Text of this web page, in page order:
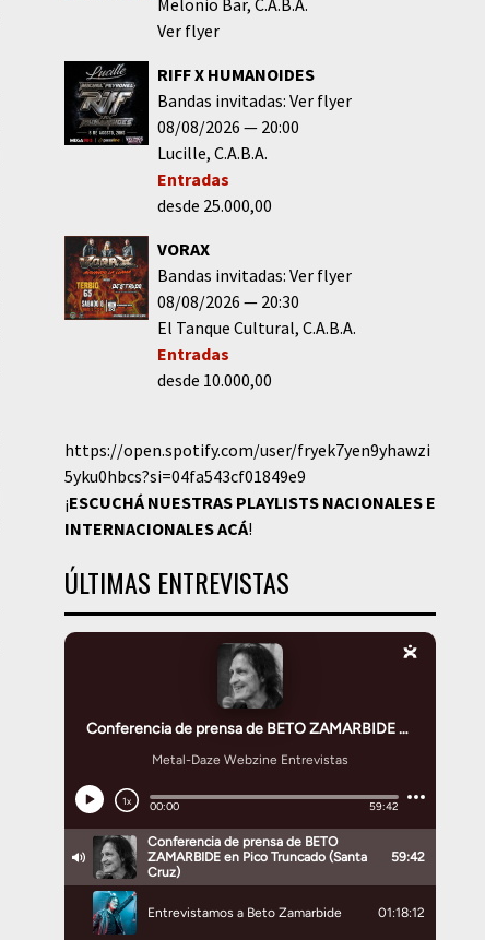
Melonio Bar C.A.B.A.
Ver flyer
RIFF X HUMANOIDES
Bandas invitadas: Ver flyer
08/08/2026
20:00
Lucille C.A.B.A.
Entradas
desde 25.000,00
VORAX
Bandas invitadas: Ver flyer
08/08/2026
20:30
El Tanque Cultural C.A.B.A.
Entradas
desde 10.000,00
https://open.spotify.com/user/fryek7yen9yhawzi
5yku0hbcs?si=04fa543cf01849e9
¡ESCUCHÁ NUESTRAS PLAYLISTS NACIONALES E
INTERNACIONALESACÁ!
ÚLTIMAS ENTREVISTAS